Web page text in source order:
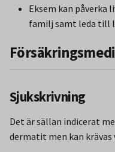
Eksem kan påverka
familj samt leda till
Sjukskrivning
Det är sällan indicerat
dermatit men kan krävas